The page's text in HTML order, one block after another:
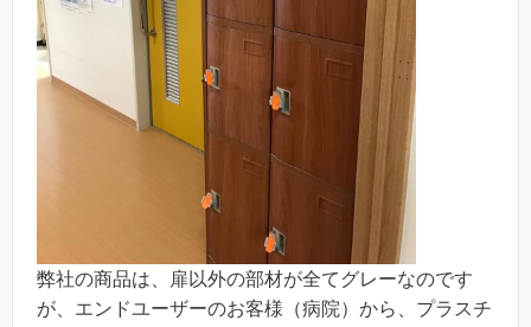
弊社の商品は、扉以外の部材が全てグレーなのです
が、エンドユーザーのお客様（病院）から、プラスチ